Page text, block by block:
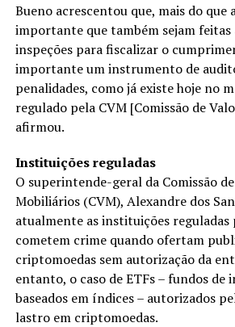
Bueno acrescentou que, mais do que
importante que também sejam feitas
inspeções para fiscalizar o
importante um instrumento de
penalidades, como já existe hoje no
regulado pela CVM [Comissão de
afirmou.
Instituições reguladas
O superintende-geral da Comissão
Mobiliários (CVM), Alexandre dos
atualmente as instituições reguladas
cometem crime quando ofertam
criptomoedas sem autorização da
entanto, o caso de ETFs – fundos de
baseados em índices – autorizados
lastro em criptomoedas.